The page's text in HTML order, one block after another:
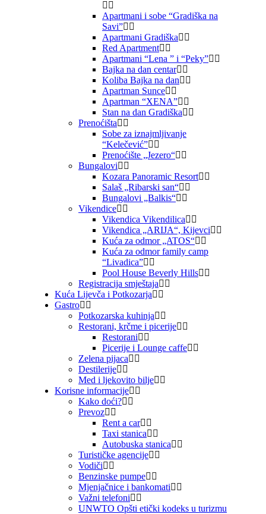
Apartmani i sobe “Gradiška na
Savi”
Apartmani Gradiška
Red Apartment
Apartmani “Lena ” i “Peky”
Bajka na dan centar
Koliba Bajka na dan
Apartman Sunce
Apartman “XENA”
Stan na dan Gradiška
Prenoćišta
Sobe za iznajmljivanje
“Kelečević”
Prenoćište „Jezero“
Bungalovi
Kozara Panoramic Resort
Salaš „Ribarski san“
Bungalovi „Balkis“
Vikendice
Vikendica Vikendilica
Vikendica „ARIJA“, Kijevci
Kuća za odmor „ATOS“
Kuća za odmor family camp
“Livadica”
Pool House Beverly Hills
Registracija smještaja
Kuća Lijevča i Potkozarja
Gastro
Potkozarska kuhinja
Restorani, krčme i picerije
Restorani
Picerije i Lounge caffe
Zelena pijaca
Destilerije
Med i ljekovito bilje
Korisne informacije
Kako doći?
Prevoz
Rent a car
Taxi stanica
Autobuska stanica
Turističke agencije
Vodiči
Benzinske pumpe
Mjenjačnice i bankomati
Važni telefoni
UNWTO Opšti etički kodeks u turizmu